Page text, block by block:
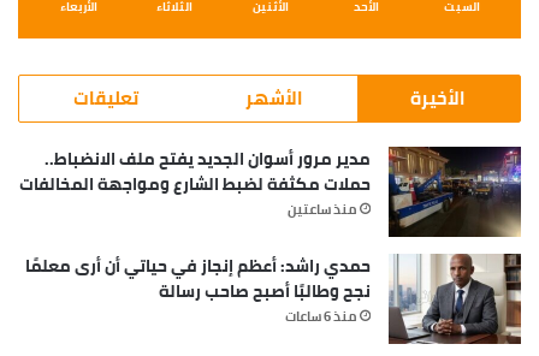
السبت الأحد الأثنين الثلاثاء الأربعاء
الأخيرة الأشهر تعليقات
مدير مرور أسوان الجديد يفتح ملف الانضباط..
حملات مكثفة لضبط الشارع ومواجهة المخالفات
منذ ساعتين
حمدي راشد: أعظم إنجاز في حياتي أن أرى معلمًا
نجح وطالبًا أصبح صاحب رسالة
منذ 6 ساعات